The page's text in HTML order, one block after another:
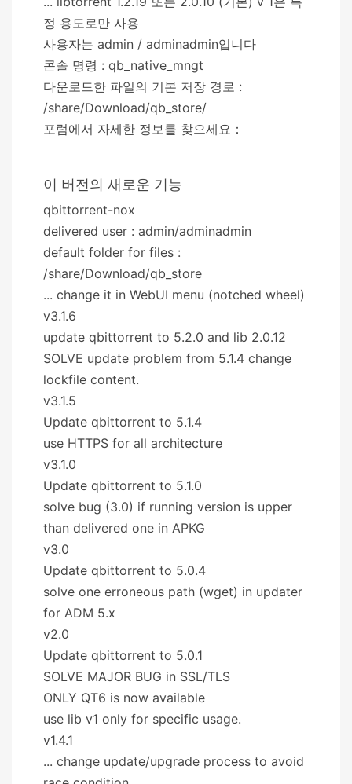
정 용도로만 사용
사용자는 admin / adminadmin입니다
콘솔 명령 : qb_native_mngt
다운로드한 파일의 기본 저장 경로 :
/share/Download/qb_store/
포럼에서 자세한 정보를 찾으세요：
이 버전의 새로운 기능
qbittorrent-nox
delivered user : admin/adminadmin
default folder for files :
/share/Download/qb_store
... change it in WebUI menu (notched wheel)
v3.1.6
update qbittorrent to 5.2.0 and lib 2.0.12
SOLVE update problem from 5.1.4 change
lockfile content.
v3.1.5
Update qbittorrent to 5.1.4
use HTTPS for all architecture
v3.1.0
Update qbittorrent to 5.1.0
solve bug (3.0) if running version is upper
than delivered one in APKG
v3.0
Update qbittorrent to 5.0.4
solve one erroneous path (wget) in updater
for ADM 5.x
v2.0
Update qbittorrent to 5.0.1
SOLVE MAJOR BUG in SSL/TLS
ONLY QT6 is now available
use lib v1 only for specific usage.
v1.4.1
... change update/upgrade process to avoid